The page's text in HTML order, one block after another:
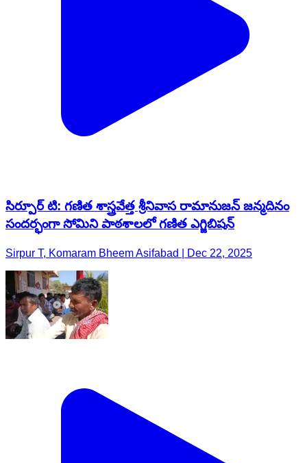
సిర్పూర్ టి: గణిత శాస్త్రవేత్త శ్రీనివాస రామానుజన్ జన్మదినం
సందర్భంగా సోమిని పాఠశాలలో గణిత ఎగ్జిబిషన్
Sirpur T, Komaram Bheem Asifabad | Dec 22, 2025